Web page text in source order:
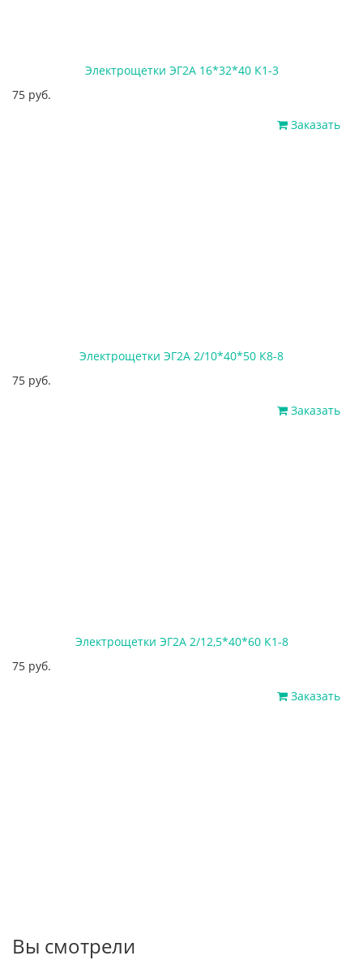
Электрощетки ЭГ2А 16*32*40 К1-3
75 руб.
Заказать
Электрощетки ЭГ2А 2/10*40*50 К8-8
75 руб.
Заказать
Электрощетки ЭГ2А 2/12,5*40*60 К1-8
75 руб.
Заказать
Вы смотрели